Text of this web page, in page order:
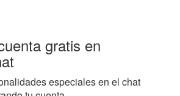
gratis en
especiales en el chat